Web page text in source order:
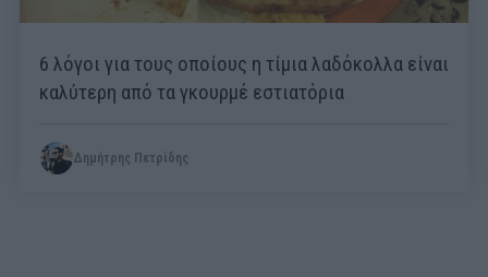
6 λόγοι για τους οποίους η τίμια λαδόκολλα είναι
καλύτερη από τα γκουρμέ εστιατόρια
Δημήτρης Πετρίδης